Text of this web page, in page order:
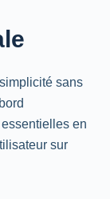
sans
en
sur